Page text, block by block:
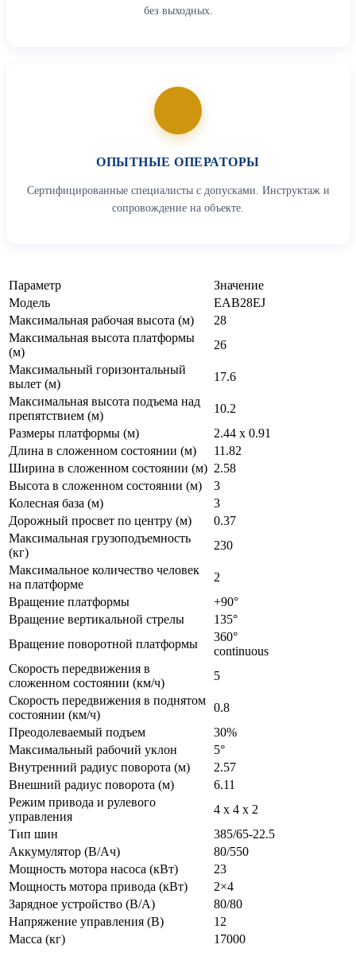
без выходных.
ОПЫТНЫЕ ОПЕРАТОРЫ
Сертифицированные специалисты с допусками. Инструктаж и
сопровождение на объекте.
Параметр
Значение
Модель
EAB28EJ
Максимальная рабочая высота (м)
28
Максимальная высота платформы
(м)
26
Максимальный горизонтальный
вылет (м)
17.6
Максимальная высота подъема над
препятствием (м)
10.2
Размеры платформы (м)
2.44 x 0.91
Длина в сложенном состоянии (м)
11.82
Ширина в сложенном состоянии (м) 2.58
Высота в сложенном состоянии (м)
3
Колесная база (м)
3
Дорожный просвет по центру (м)
0.37
Максимальная грузоподъемность
(кг)
230
Максимальное количество человек
на платформе
2
Вращение платформы
+90°
Вращение вертикальной стрелы
135°
Вращение поворотной платформы
360°
continuous
Скорость передвижения в
сложенном состоянии (км/ч)
5
Скорость передвижения в поднятом
состоянии (км/ч)
0.8
Преодолеваемый подъем
30%
Максимальный рабочий уклон
5°
Внутренний радиус поворота (м)
2.57
Внешний радиус поворота (м)
6.11
Режим привода и рулевого
управления
4 x 4 x 2
Тип шин
385/65-22.5
Аккумулятор (В/Ач)
80/550
Мощность мотора насоса (кВт)
23
Мощность мотора привода (кВт)
2×4
Зарядное устройство (В/А)
80/80
Напряжение управления (В)
12
Масса (кг)
17000